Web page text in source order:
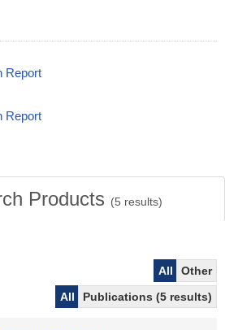
Report
Report
Products (5 results)
All
Other
All
Publications (5 results)